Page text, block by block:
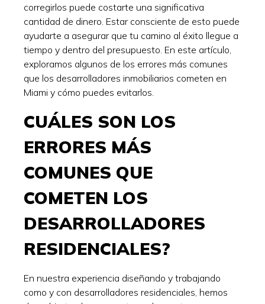
corregirlos puede costarte una significativa
cantidad de dinero. Estar consciente de esto puede
ayudarte a asegurar que tu camino al éxito llegue a
tiempo y dentro del presupuesto. En este artículo,
exploramos algunos de los errores más comunes
que los desarrolladores inmobiliarios cometen en
Miami y cómo puedes evitarlos.
CUÁLES SON LOS
ERRORES MÁS
COMUNES QUE
COMETEN LOS
DESARROLLADORES
RESIDENCIALES?
En nuestra experiencia diseñando y trabajando
como y con desarrolladores residenciales, hemos